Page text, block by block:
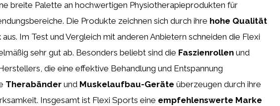
breite Palette an hochwertigen Physiotherapieprodukten für
Die Produkte zeichnen sich durch ihre hohe Qualität
aus. Im Test und Vergleich mit anderen Anbietern schneiden die Flexi
sehr gut ab. Besonders beliebt sind die Faszienrollen und
die eine effektive Behandlung und Entspannung
Therabänder und Muskelaufbau-Geräte überzeugen durch ihre
Insgesamt ist Flexi Sports eine empfehlenswerte Marke